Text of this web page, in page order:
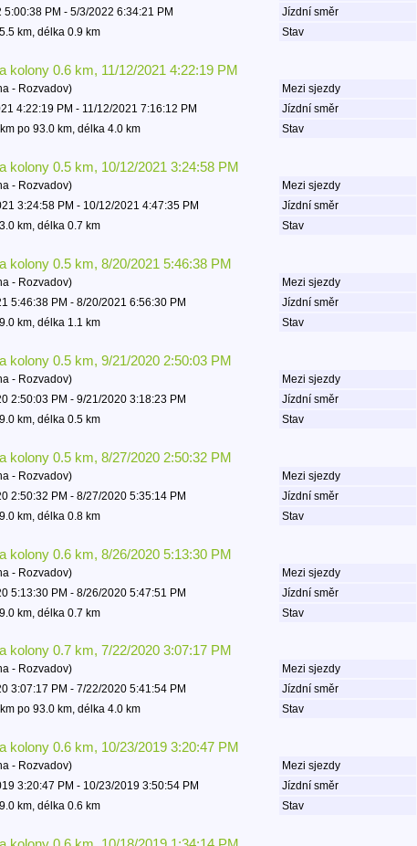
5:00:38 PM - 5/3/2022 6:34:21 PM Jízdní směr
km, délka 0.9 km Stav
kolony 0.6 km, 11/12/2021 4:22:19 PM
- Rozvadov) Mezi sjezdy
4:22:19 PM - 11/12/2021 7:16:12 PM Jízdní směr
po 93.0 km, délka 4.0 km Stav
kolony 0.5 km, 10/12/2021 3:24:58 PM
- Rozvadov) Mezi sjezdy
3:24:58 PM - 10/12/2021 4:47:35 PM Jízdní směr
km, délka 0.7 km Stav
kolony 0.5 km, 8/20/2021 5:46:38 PM
- Rozvadov) Mezi sjezdy
5:46:38 PM - 8/20/2021 6:56:30 PM Jízdní směr
km, délka 1.1 km Stav
kolony 0.5 km, 9/21/2020 2:50:03 PM
- Rozvadov) Mezi sjezdy
2:50:03 PM - 9/21/2020 3:18:23 PM Jízdní směr
km, délka 0.5 km Stav
kolony 0.5 km, 8/27/2020 2:50:32 PM
- Rozvadov) Mezi sjezdy
2:50:32 PM - 8/27/2020 5:35:14 PM Jízdní směr
km, délka 0.8 km Stav
kolony 0.6 km, 8/26/2020 5:13:30 PM
- Rozvadov) Mezi sjezdy
5:13:30 PM - 8/26/2020 5:47:51 PM Jízdní směr
km, délka 0.7 km Stav
kolony 0.7 km, 7/22/2020 3:07:17 PM
- Rozvadov) Mezi sjezdy
3:07:17 PM - 7/22/2020 5:41:54 PM Jízdní směr
po 93.0 km, délka 4.0 km Stav
kolony 0.6 km, 10/23/2019 3:20:47 PM
- Rozvadov) Mezi sjezdy
3:20:47 PM - 10/23/2019 3:50:54 PM Jízdní směr
km, délka 0.6 km Stav